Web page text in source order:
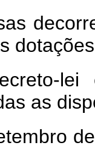
as